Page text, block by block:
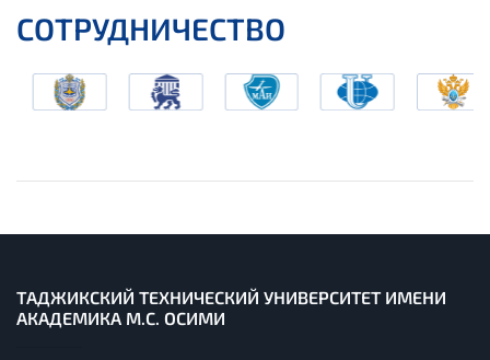
СОТРУДНИЧЕСТВО
ТАДЖИКСКИЙ ТЕХНИЧЕСКИЙ УНИВЕРСИТЕТ ИМЕНИ
АКАДЕМИКА М.С. ОСИМИ